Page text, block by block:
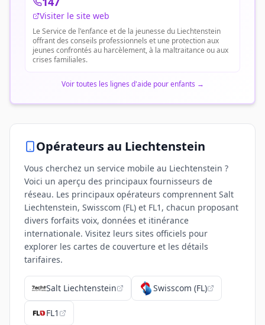
Visiter le site web
Le Service de l'enfance et de la jeunesse du Liechtenstein
offrant des conseils professionnels et une protection aux
jeunes confrontés au harcèlement, à la maltraitance ou aux
crises familiales.
Voir toutes les lignes d'aide pour enfants →
Opérateursau Liechtenstein
Vous cherchez un service mobile au Liechtenstein ?
Voici un aperçu des principaux fournisseurs de
réseau. Les principaux opérateurs comprennent Salt
Liechtenstein, Swisscom (FL) et FL1, chacun proposant
divers forfaits voix, données et itinérance
internationale. Visitez leurs sites officiels pour
explorer les cartes de couverture et les détails
tarifaires.
Salt Liechtenstein Swisscom (FL)
FL1